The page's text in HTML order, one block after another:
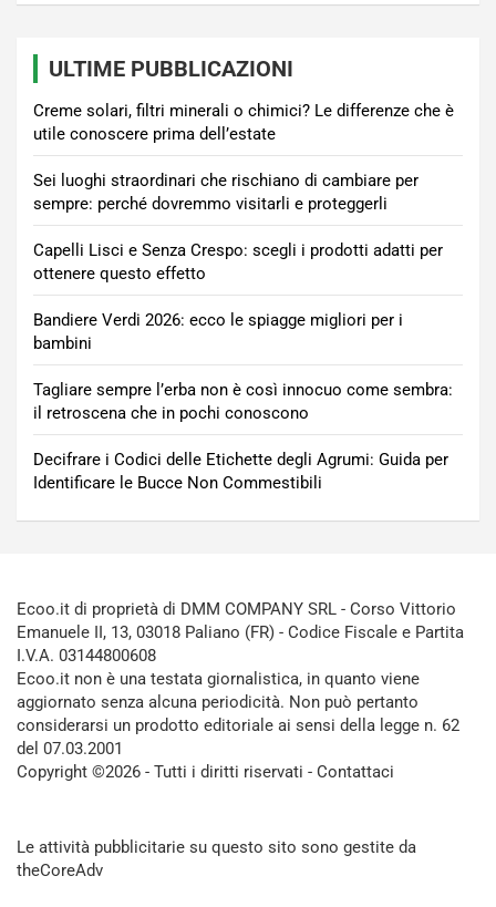
ULTIME PUBBLICAZIONI
Creme solari, filtri minerali o chimici? Le differenze che è
utile conoscere prima dell’estate
Sei luoghi straordinari che rischiano di cambiare per
sempre: perché dovremmo visitarli e proteggerli
Capelli Lisci e Senza Crespo: scegli i prodotti adatti per
ottenere questo effetto
Bandiere Verdi 2026: ecco le spiagge migliori per i
bambini
Tagliare sempre l’erba non è così innocuo come sembra:
il retroscena che in pochi conoscono
Decifrare i Codici delle Etichette degli Agrumi: Guida per
Identificare le Bucce Non Commestibili
Ecoo.it di proprietà di DMM COMPANY SRL - Corso Vittorio
Emanuele II, 13, 03018 Paliano (FR) - Codice Fiscale e Partita
I.V.A. 03144800608
Ecoo.it non è una testata giornalistica, in quanto viene
aggiornato senza alcuna periodicità. Non può pertanto
considerarsi un prodotto editoriale ai sensi della legge n. 62
del 07.03.2001
Copyright ©2026 - Tutti i diritti riservati - Contattaci
Le attività pubblicitarie su questo sito sono gestite da
theCoreAdv